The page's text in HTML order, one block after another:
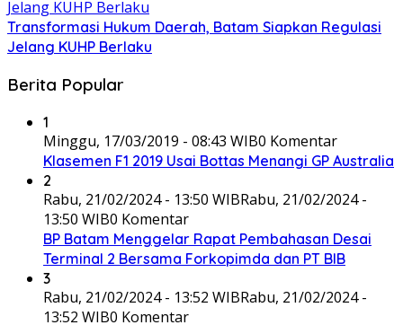
Transformasi Hukum Daerah, Batam Siapkan Regulasi
Jelang KUHP Berlaku
Berita Popular
1
Minggu, 17/03/2019 - 08:43 WIB0 Komentar
Klasemen F1 2019 Usai Bottas Menangi GP Australia
2
Rabu, 21/02/2024 - 13:50 WIBRabu, 21/02/2024 -
13:50 WIB0 Komentar
BP Batam Menggelar Rapat Pembahasan Desai
Terminal 2 Bersama Forkopimda dan PT BIB
3
Rabu, 21/02/2024 - 13:52 WIBRabu, 21/02/2024 -
13:52 WIB0 Komentar